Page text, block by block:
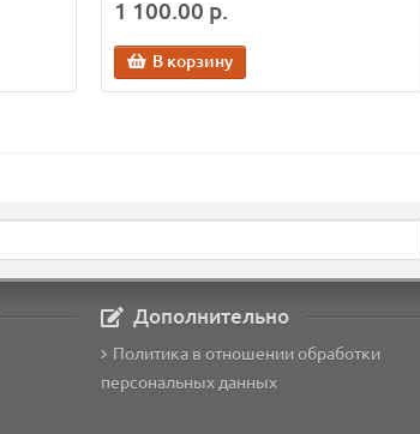
1 100.00 р.
В корзину
Дополнительно
Политика в отношении обработки
персональных данных